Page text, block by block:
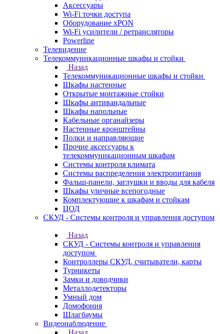
Аксессуары
Wi-Fi точки доступа
Оборудование хPON
Wi-Fi усилители / ретрансляторы
Powerline
Телевидение
Телекоммуникационные шкафы и стойки
Назад
Телекоммуникационные шкафы и стойки
Шкафы настенные
Открытые монтажные стойки
Шкафы антивандальные
Шкафы напольные
Кабельные органайзеры
Настенные кронштейны
Полки и направляющие
Прочие аксессуары к
телекоммуникационным шкафам
Системы контроля климата
Системы распределения электропитания
Фальш-панели, заглушки и вводы для кабеля
Шкафы уличные всепогодные
Комплектующие к шкафам и стойкам
ЦОД
СКУД - Системы контроля и управления доступом
Назад
СКУД - Системы контроля и управления
доступом
Контроллеры СКУД, считыватели, карты
Турникеты
Замки и доводчики
Металлодетекторы
Умный дом
Домофония
Шлагбаумы
Видеонаблюдение
Назад